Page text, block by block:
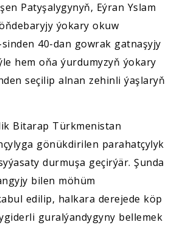
Patyşalygynyň, Eýran Yslam
ýokary okuw
40-dan gowrak gatnaşyjy
hem oňa ýurdumyzyň ýokary
seçilip alnan zehinli ýaşlaryň
Bitarap Türkmenistan
gönükdirilen parahatçylyk
durmuşa geçirýär. Şunda
bilen möhüm
edilip, halkara derejede köp
guralýandygyny bellemek